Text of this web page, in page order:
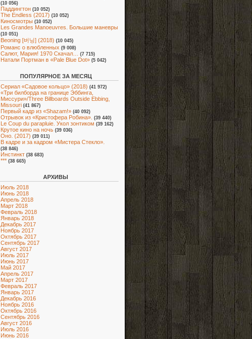
(10 056)
Паддингтон (10 052)
The Endless (2017) (10 052)
Киносмотры (10 052)
Les Grandes Manoeuvres. Большие маневры
(10 051)
Beoning [버닝] (2018) (10 045)
Романс о влюбленных (9 008)
Салют, Мария! 1970 Скачал… (7 715)
Натали Портман в «Pale Blue Dot» (5 042)
ПОПУЛЯРНОЕ ЗА МЕСЯЦ
Сериал «Садовое кольцо» (2018) (41 972)
«Три билборда на границе Эббинга,
Миссури»/Three Billboards Outside Ebbing,
Missouri (41 867)
Первый кадр из «Shazam!» (40 092)
Отрывок из «Кристофера Робина». (39 440)
Le Coup du parapluie. Укол зонтиком (39 162)
Крутое кино на ночь (39 036)
Оно. (2017) (39 011)
В кадре и за кадром «Мистера Стекло».
(38 846)
Инстинкт (38 683)
*** (38 665)
АРХИВЫ
Июль 2018
Июнь 2018
Апрель 2018
Март 2018
Февраль 2018
Январь 2018
Декабрь 2017
Ноябрь 2017
Октябрь 2017
Сентябрь 2017
Август 2017
Июль 2017
Июнь 2017
Май 2017
Апрель 2017
Март 2017
Февраль 2017
Январь 2017
Декабрь 2016
Ноябрь 2016
Октябрь 2016
Сентябрь 2016
Август 2016
Июль 2016
Июнь 2016